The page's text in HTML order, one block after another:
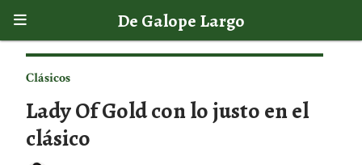
De Galope Largo
Lady Of Gold con lo justo en el
clásico
Clásicos